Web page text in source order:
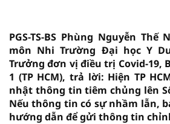
PGS-TS-BS Phùng Nguyễn Thế
môn Nhi Trường Đại học Y
Trưởng đơn vị điều trị Covid-19,
1 (TP HCM), trả lời: Hiện TP
nhật thông tin tiêm chủng lên
Nếu thông tin có sự nhầm lẫn,
hướng dẫn để gửi thông tin